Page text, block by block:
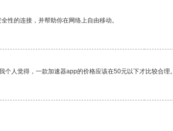
性的连接，并帮助你在网络上自由移动。
人觉得，一款加速器app的价格应该在50元以下才比较合理。